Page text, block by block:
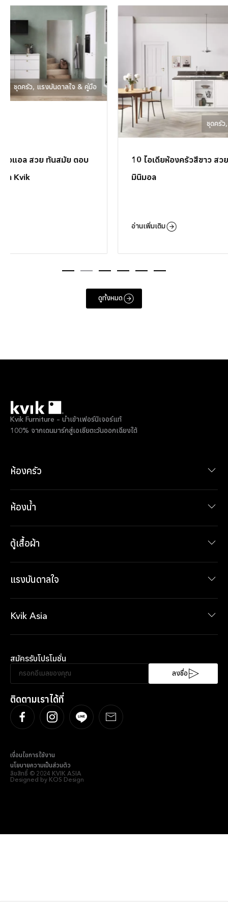
,แรงบันดาลใจ & คู่มือ
10 ไอเดียห้องครัวสีขาว สวย เรียบง่าย สไตล์
มินิมอล
เค
ดูทั้งหมด
Kvik Furniture – นำเข้าเฟอร์นิเจอร์แท้
100% จากเดนมาร์กสู่เอเชียตะวันออกเฉียงใต้
ห้องครัว
ผลิตภัณฑ์ภายในห้องครัว
ห้องน้ำ
ผลิตภัณฑ์ภายในห้องน้ำ
ตู้เสื้อผ้า
ผลิตภัณฑ์ภายในตู้เสื้อผ้า
แรงบันดาลใจ
ข้อเสนอปัจจุบัน
Kvik Asia
ความยั่งยืน
SociableKitchen®
ติดตามเราได้ที่
สมัครรับโปรโมชั่น
ลงชื่อ
เงื่อนไขการใช้งาน
นโยบายความเป็นส่วนตัว
Designed by KOS Design
ลิขสิทธิ์ © 2024 KVIK ASIA